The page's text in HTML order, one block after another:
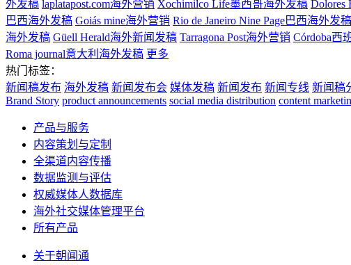
外发稿 laplatapost.com海外营销 Xochimilco Life墨西哥海外发稿 Dolores
巴西海外发稿 Goiás mine海外营销 Rio de Janeiro Nine Page巴西海外发稿
海外发稿 Güell Herald海外新闻发稿 Tarragona Post海外营销 Córdoba西
Roma journal意大利海外发稿 更多
热门标签：
新闻稿发布 海外发稿 新闻发布会 媒体发稿 新闻发布 新闻专线 新闻稿
Brand Story product announcements social media distribution content
产品与服务
内容策划与定制
全渠道内容传播
数据监测与评估
权威媒体人数据库
海外社交媒体管理平台
所有产品
关于朝闻通